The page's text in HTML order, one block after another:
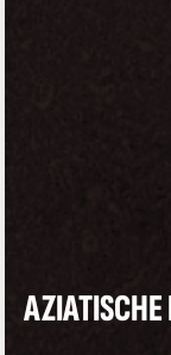
AZIATISCHE